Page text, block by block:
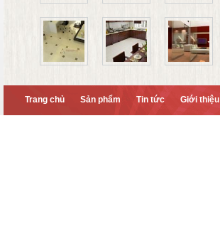
Trang chủ Sản phẩm Tin tức Giới thiệu